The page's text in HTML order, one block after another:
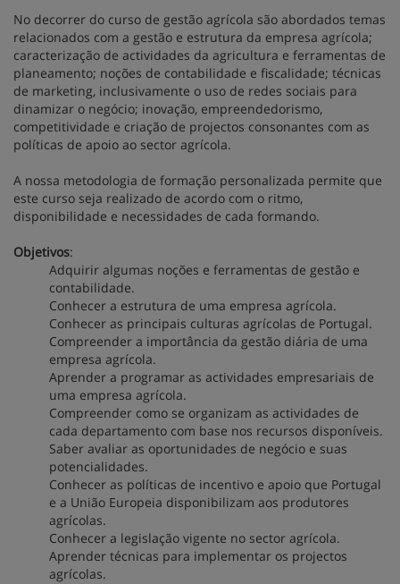
No decorrer do curso de gestão agrícola são abordados temas
relacionados com a gestão e estrutura da empresa agrícola;
caracterização de actividades da agricultura e ferramentas de
planeamento; noções de contabilidade e fiscalidade; técnicas
de marketing, inclusivamente o uso de redes sociais para
dinamizar o negócio; inovação, empreendedorismo,
competitividade e criação de projectos consonantes com as
políticas de apoio ao sector agrícola.
A nossa metodologia de formação personalizada permite que
este curso seja realizado de acordo com o ritmo,
disponibilidade e necessidades de cada formando.
Objetivos:
Adquirir algumas noções e ferramentas de gestão e
contabilidade.
Conhecer a estrutura de uma empresa agrícola.
Conhecer as principais culturas agrícolas de Portugal.
Compreender a importância da gestão diária de uma
empresa agrícola.
Aprender a programar as actividades empresariais de
uma empresa agrícola.
Compreender como se organizam as actividades de
cada departamento com base nos recursos disponíveis.
Saber avaliar as oportunidades de negócio e suas
potencialidades.
Conhecer as políticas de incentivo e apoio que Portugal
e a União Europeia disponibilizam aos produtores
agrícolas.
Conhecer a legislação vigente no sector agrícola.
Aprender técnicas para implementar os projectos
agrícolas.